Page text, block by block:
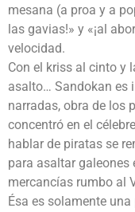
mesana (a proa y a
las gavias!» y «¡al
velocidad.
Con el kriss al cinto y
asalto… Sandokan es
narradas, obra de los
concentró en el
hablar de piratas se
para asaltar galeones
mercancías rumbo al
Ésa es solamente